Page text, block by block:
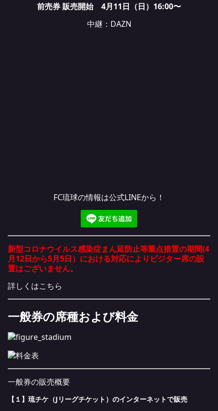
前売券 販売開始 4月11日（日）16:00〜
中継：DAZN
FC琉球の情報は公式LINEから！
新型コロナウイルス感染症まん延防止等重点措置の期間(4
月12日から5月5日）における対応によりビジター席の設
置はございません。
詳しくはこちら
一般券の席種および料金
一般券の販売概要
【１】琉チケ（Jリーグチケット）のインターネットで販売